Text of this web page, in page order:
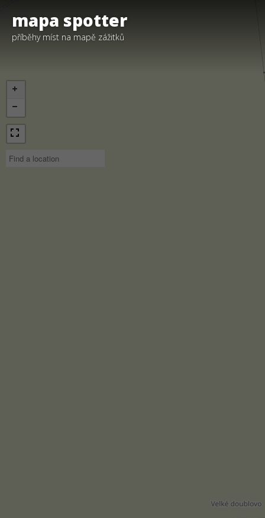
mapa spotter
příběhy míst na mapě zážitků